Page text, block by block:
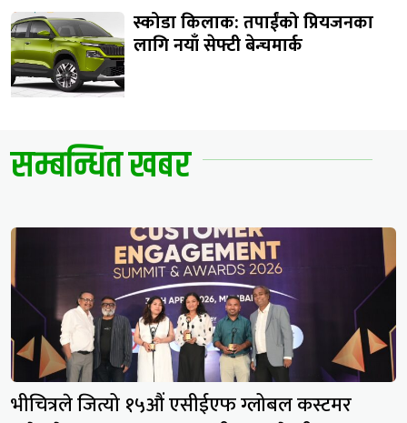
स्कोडा किलाक: तपाईंको प्रियजनका
लागि नयाँ सेफ्टी बेन्चमार्क
सम्बन्धित खबर
भीचित्रले जित्यो १५औं एसीईएफ ग्लोबल कस्टमर